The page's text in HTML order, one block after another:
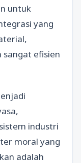
untuk
yang
sangat efisien
industri
moral yang
adalah